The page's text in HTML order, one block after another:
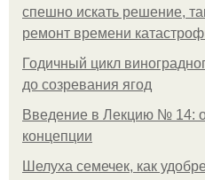
спешно искать решение,
ремонт времени
Годичный цикл
до созревания ягод
Введение в Лекцию № 14:
концепции
Шелуха семечек, как